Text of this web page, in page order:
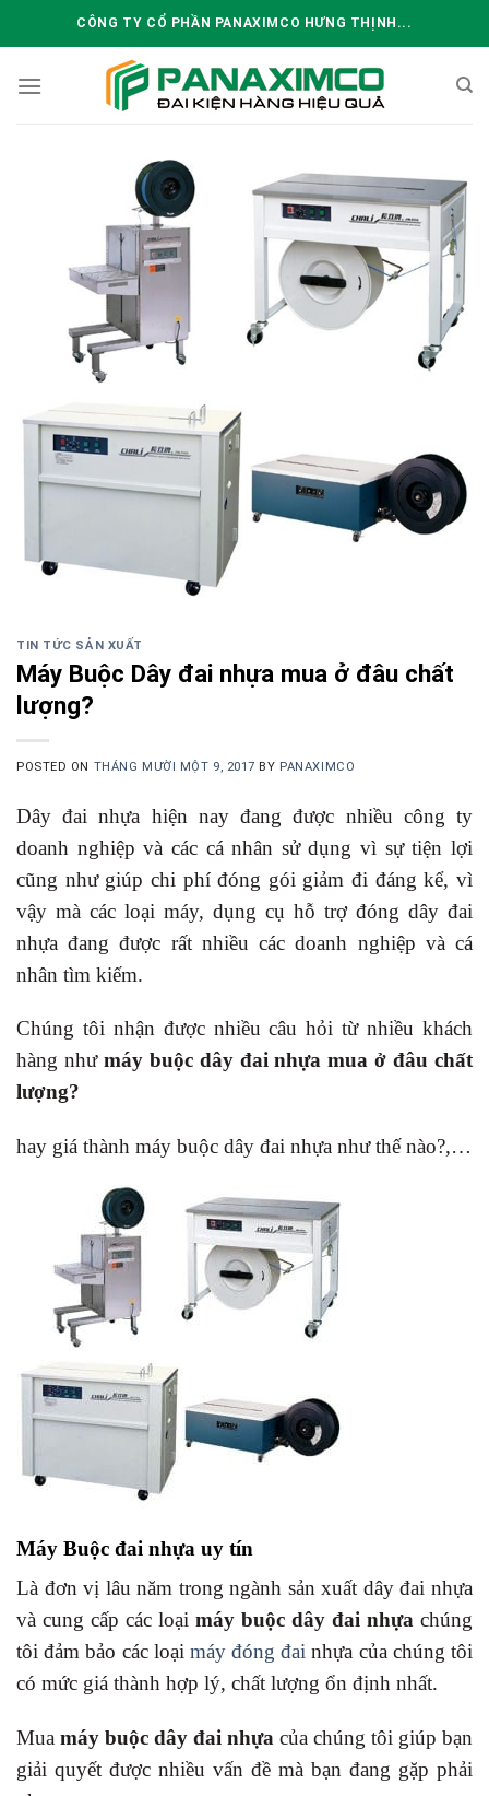
CÔNG TY CỔ PHẦN PANAXIMCO HƯNG THỊNH...
TIN TỨC SẢN XUẤT
Máy Buộc Dây đai nhựa mua ở đâu chất
lượng?
POSTED ON THÁNG MƯỜI MỘT 9, 2017 BY PANAXIMCO
Dây đai nhựa hiện nay đang được nhiều công ty
doanh nghiệp và các cá nhân sử dụng vì sự tiện lợi
cũng như giúp chi phí đóng gói giảm đi đáng kể, vì
vậy mà các loại máy, dụng cụ hỗ trợ đóng dây đai
nhựa đang được rất nhiều các doanh nghiệp và cá
nhân tìm kiếm.
Chúng tôi nhận được nhiều câu hỏi từ nhiều khách
hàng như máy buộc dây đai nhựa mua ở đâu chất
lượng?
hay giá thành máy buộc dây đai nhựa như thế nào?,…
Máy Buộc đai nhựa uy tín
Là đơn vị lâu năm trong ngành sản xuất dây đai nhựa
và cung cấp các loại máy buộc dây đai nhựa chúng
tôi đảm bảo các loại máy đóng đai nhựa của chúng tôi
có mức giá thành hợp lý, chất lượng ổn định nhất.
Mua máy buộc dây đai nhựa của chúng tôi giúp bạn
giải quyết được nhiều vấn đề mà bạn đang gặp phải